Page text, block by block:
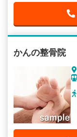
かんの整骨院